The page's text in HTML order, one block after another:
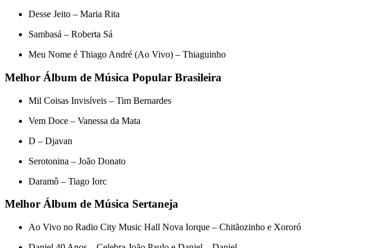
Desse Jeito – Maria Rita
Sambasá – Roberta Sá
Meu Nome é Thiago André (Ao Vivo) – Thiaguinho
Melhor Álbum de Música Popular Brasileira
Mil Coisas Invisíveis – Tim Bernardes
Vem Doce – Vanessa da Mata
D – Djavan
Serotonina – João Donato
Daramô – Tiago Iorc
Melhor Álbum de Música Sertaneja
Ao Vivo no Radio City Music Hall Nova Iorque – Chitãozinho e Xororó